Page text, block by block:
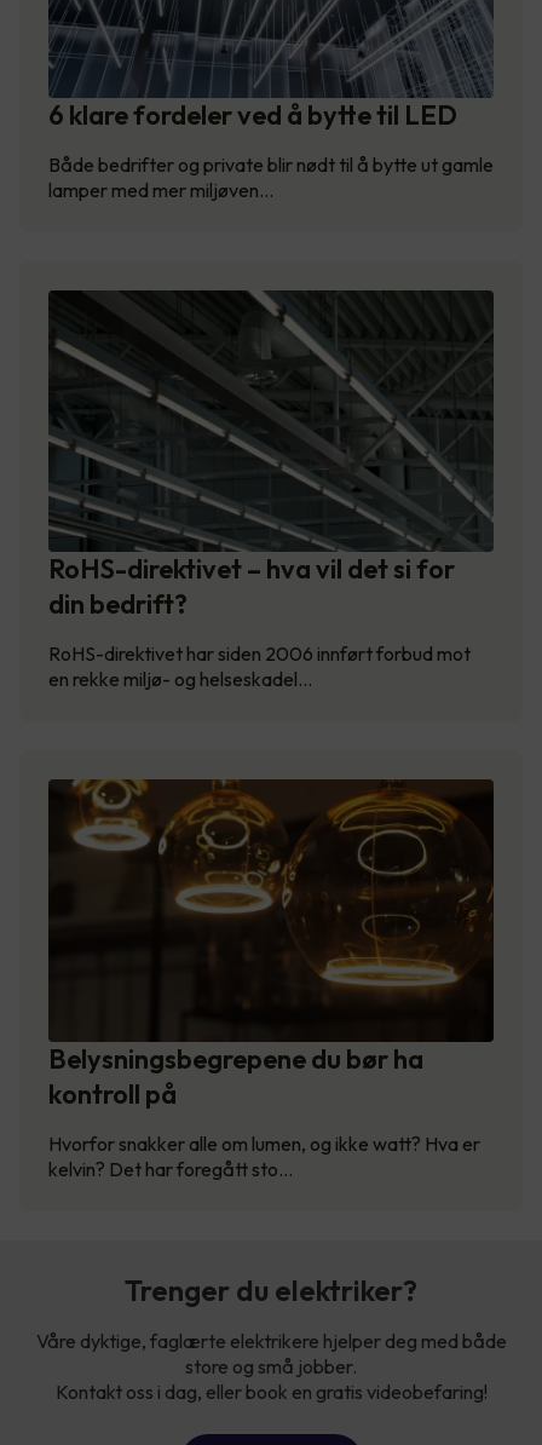
6 klare fordeler ved å bytte til LED
Både bedrifter og private blir nødt til å bytte ut gamle
lamper med mer miljøven…
RoHS-direktivet – hva vil det si for
din bedrift?
RoHS-direktivet har siden 2006 innført forbud mot
en rekke miljø- og helseskadel…
Belysningsbegrepene du bør ha
kontroll på
Hvorfor snakker alle om lumen, og ikke watt? Hva er
kelvin? Det har foregått sto…
Trenger du elektriker?
Våre dyktige, faglærte elektrikere hjelper deg med både
store og små jobber.
Kontakt oss i dag, eller book en gratis videobefaring!